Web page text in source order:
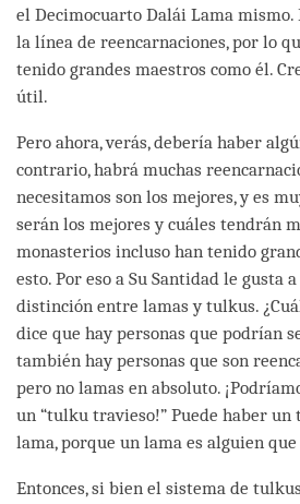
el Decimocuarto Dalái Lama mismo.
la línea de reencarnaciones, por lo
tenido grandes maestros como él.
útil.
Pero ahora, verás, debería haber
contrario, habrá muchas
necesitamos son los mejores, y es
serán los mejores y cuáles tendrán
monasterios incluso han tenido
esto. Por eso a Su Santidad le gusta
distinción entre lamas y tulkus.
dice que hay personas que podrían
también hay personas que son
pero no lamas en absoluto.
un “tulku travieso!” Puede haber un
lama, porque un lama es alguien
Entonces, si bien el sistema de